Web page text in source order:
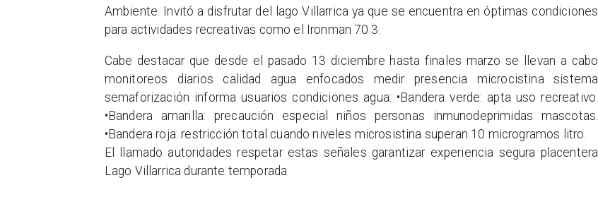
Ambiente. Invitó a disfrutar del lago Villarrica ya que se encuentra en óptimas condiciones
para actividades recreativas como el Ironman 70.3.
Cabe destacar que desde el pasado 13 diciembre hasta finales marzo se llevan a cabo
monitoreos diarios calidad agua enfocados medir presencia microcistina sistema
semaforización informa usuarios condiciones agua: •Bandera verde: apta uso recreativo.
•Bandera amarilla: precaución especial niños personas inmunodeprimidas mascotas.
•Bandera roja: restricción total cuando niveles microsistina superan 10 microgramos litro.
El llamado autoridades respetar estas señales garantizar experiencia segura placentera
Lago Villarrica durante temporada.